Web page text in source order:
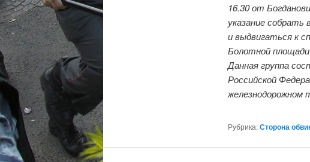
16.30 от
указание
и выдвигаться к
Болотной
Данная группа
Российской
железнодорожном
Рубрика:Сторона